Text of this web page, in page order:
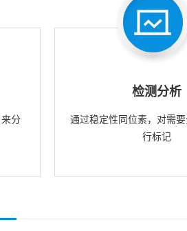
分
检测分析
通过稳定性同位素，对需
行标记